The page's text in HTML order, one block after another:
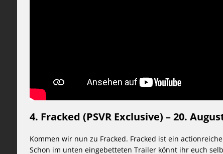
4. Fracked (PSVR Exclusive) – 20.
Kommen wir nun zu Fracked. Fracked ist ein
Schon im unten eingebetteten Trailer könnt ihr euch